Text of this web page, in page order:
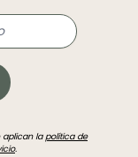
aplican lapolítica de
.